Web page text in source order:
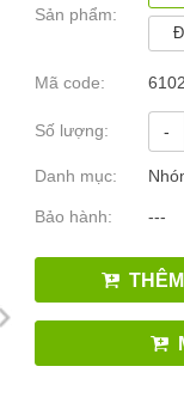
Sản phẩm:
Mã code:
Số lượng: -
Danh mục:
Bảo hành: ---